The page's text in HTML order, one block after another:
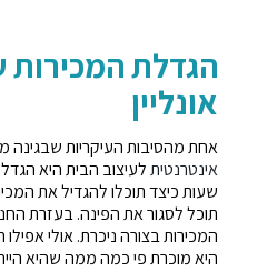
הגדלת המכירות
אונליין
אחת מהסיבות העיקריות שבגינה
אינטרנטיתלעיצוב הבית היא
שעות כיצד תוכלו להגדיל את
תוכל לסגור את הפינה. בעזרת
המכירות בצורה ניכרת. אולי
היא מוכרת פי כמה ממה שהיא